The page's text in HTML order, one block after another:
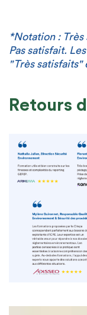
*Notation :
Pas satisfait.
"Très satisfaits"
Retours